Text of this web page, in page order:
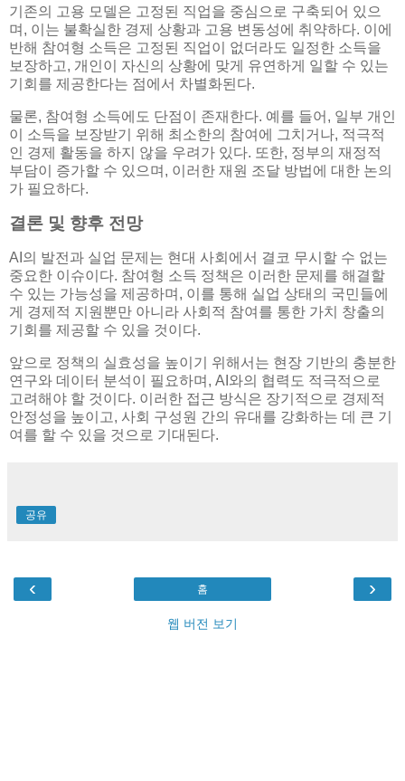
기존의 고용 모델은 고정된 직업을 중심으로 구축되어 있으
며, 이는 불확실한 경제 상황과 고용 변동성에 취약하다. 이에
반해 참여형 소득은 고정된 직업이 없더라도 일정한 소득을
보장하고, 개인이 자신의 상황에 맞게 유연하게 일할 수 있는
기회를 제공한다는 점에서 차별화된다.
물론, 참여형 소득에도 단점이 존재한다. 예를 들어, 일부 개인
이 소득을 보장받기 위해 최소한의 참여에 그치거나, 적극적
인 경제 활동을 하지 않을 우려가 있다. 또한, 정부의 재정적
부담이 증가할 수 있으며, 이러한 재원 조달 방법에 대한 논의
가 필요하다.
결론 및 향후 전망
AI의 발전과 실업 문제는 현대 사회에서 결코 무시할 수 없는
중요한 이슈이다. 참여형 소득 정책은 이러한 문제를 해결할
수 있는 가능성을 제공하며, 이를 통해 실업 상태의 국민들에
게 경제적 지원뿐만 아니라 사회적 참여를 통한 가치 창출의
기회를 제공할 수 있을 것이다.
앞으로 정책의 실효성을 높이기 위해서는 현장 기반의 충분한
연구와 데이터 분석이 필요하며, AI와의 협력도 적극적으로
고려해야 할 것이다. 이러한 접근 방식은 장기적으로 경제적
안정성을 높이고, 사회 구성원 간의 유대를 강화하는 데 큰 기
여를 할 수 있을 것으로 기대된다.
공유
‹ ›
홈
웹 버전 보기